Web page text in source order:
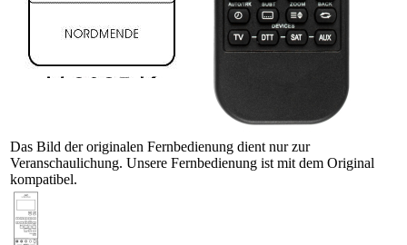
Das Bild der originalen Fernbedienung dient nur zur
Veranschaulichung. Unsere Fernbedienung ist mit dem Original
kompatibel.